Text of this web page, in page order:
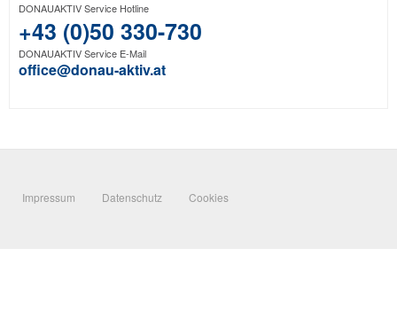
DONAUAKTIV Service Hotline
+43 (0)50 330-730
DONAUAKTIV Service E-Mail
office@donau-aktiv.at
Impressum Datenschutz Cookies